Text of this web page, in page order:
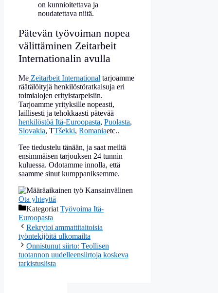
on kunnioitettava ja
noudatettava niitä.
Pätevän työvoiman nopea
välittäminen Zeitarbeit
Internationalin avulla
Me Zeitarbeit International tarjoamme
räätälöityjä henkilöstöratkaisuja eri
toimialojen erityistarpeisiin.
Tarjoamme yrityksille nopeasti,
laillisesti ja tehokkaasti pätevää
henkilöstöä Itä-Euroopasta, Puolasta,
Slovakia, TTšekki, Romaniaetc..
Tee tiedustelu tänään, ja saat meiltä
ensimmäisen tarjouksen 24 tunnin
kuluessa. Odotamme innolla, että
saamme sinut kumppaniksemme.
Ota yhteyttä
KategoriatTyövoima Itä-
Euroopasta
Rekrytoi ammattitaitoisia
työntekijöitä ulkomailta
Onnistunut siirto: Teollisen
tuotannon uudelleensiirtoja koskeva
tarkistuslista